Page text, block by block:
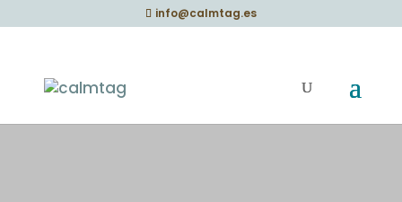
info@calmtag.es